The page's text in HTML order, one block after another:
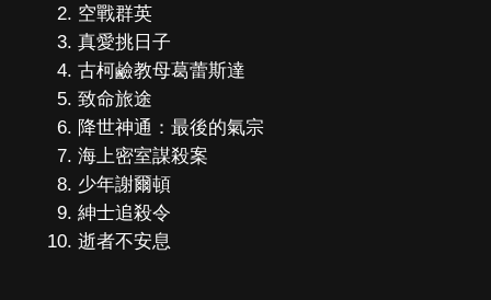
空戰群英
真愛挑日子
古柯鹼教母葛蕾斯達
致命旅途
降世神通：最後的氣宗
海上密室謀殺案
少年謝爾頓
紳士追殺令
逝者不安息